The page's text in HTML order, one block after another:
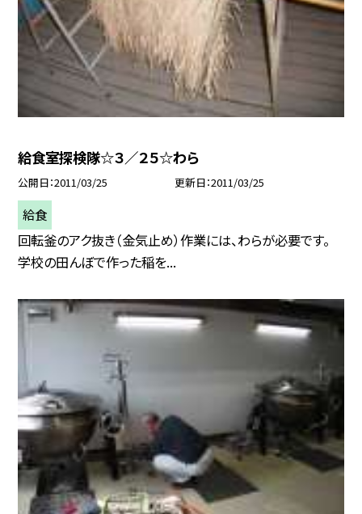
給食室探検隊☆３／２５☆わら
公開日 2011/03/25 更新日 2011/03/25
給食
回転釜のアク抜き（金気止め）作業には、わらが必要です。
学校の田んぼで作った稲を...